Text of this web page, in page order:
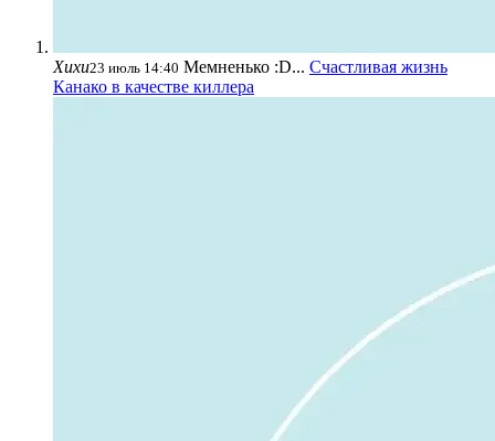
Хихи23 июль 14:40 Мемненько :D... Счастливая жизнь
Канако в качестве киллера